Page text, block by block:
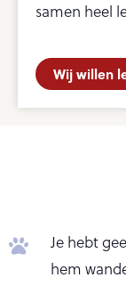
samen heel
Wij willen
Je hebt
hem